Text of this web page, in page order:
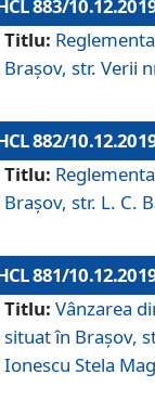
883/
Titlu:
Brașov, str. Verii
882/
Titlu:
Brașov, str. L. C.
881/
Titlu: Vânzarea
situat în Brașov,
Ionescu Stela